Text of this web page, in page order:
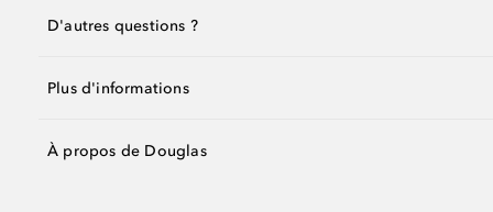
D'autres questions ?
Plus d'informations
À propos de Douglas